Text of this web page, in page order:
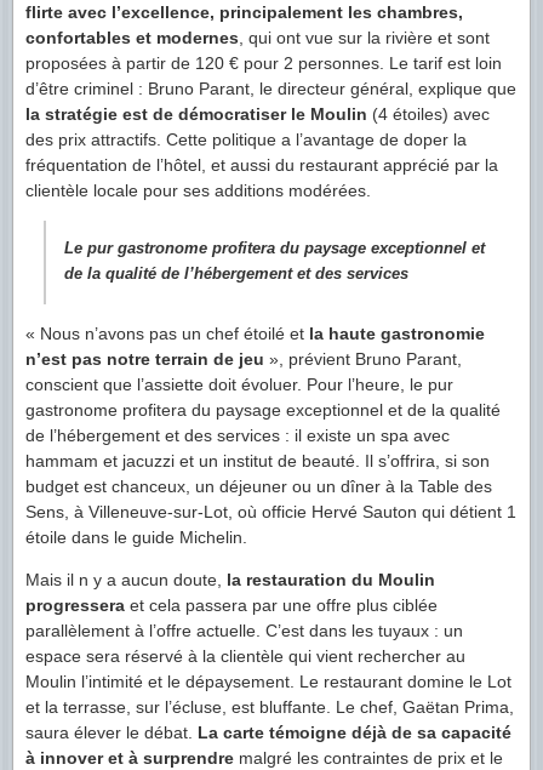
flirte avec l’excellence, principalement les chambres,
confortables et modernes , qui ont vue sur la rivière et sont
proposées à partir de 120 € pour 2 personnes. Le tarif est loin
d’être criminel : Bruno Parant, le directeur général, explique que
la stratégie est de démocratiser le Moulin (4 étoiles) avec
des prix attractifs. Cette politique a l’avantage de doper la
fréquentation de l’hôtel, et aussi du restaurant apprécié par la
clientèle locale pour ses additions modérées.
Le pur gastronome profitera du paysage exceptionnel et
de la qualité de l’hébergement et des services
« Nous n’avons pas un chef étoilé et la haute gastronomie
n’est pas notre terrain de jeu », prévient Bruno Parant,
conscient que l’assiette doit évoluer. Pour l’heure, le pur
gastronome profitera du paysage exceptionnel et de la qualité
de l’hébergement et des services : il existe un spa avec
hammam et jacuzzi et un institut de beauté. Il s’offrira, si son
budget est chanceux, un déjeuner ou un dîner à la Table des
Sens, à Villeneuve-sur-Lot, où officie Hervé Sauton qui détient 1
étoile dans le guide Michelin.
Mais il n y a aucun doute, la restauration du Moulin
progressera et cela passera par une offre plus ciblée
parallèlement à l’offre actuelle. C’est dans les tuyaux : un
espace sera réservé à la clientèle qui vient rechercher au
Moulin l’intimité et le dépaysement. Le restaurant domine le Lot
et la terrasse, sur l’écluse, est bluffante. Le chef, Gaëtan Prima,
saura élever le débat. La carte témoigne déjà de sa capacité
à innover et à surprendre malgré les contraintes de prix et le